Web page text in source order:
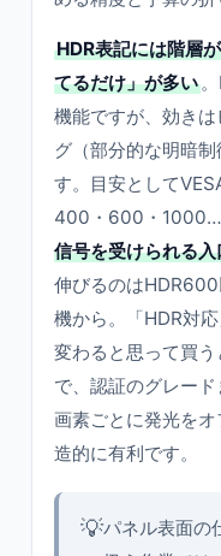
HDR表記には階層
てるだけ」が多い
機能ですが、効き
グ（部分的な明暗
す。目安として
400・600・1000…
信号を受けられる
伸びるのは
機から。「HDR対
変わると思って買
で、認証のグレー
画素ごとに発光を
造的に有利です。
💡パネル表面の